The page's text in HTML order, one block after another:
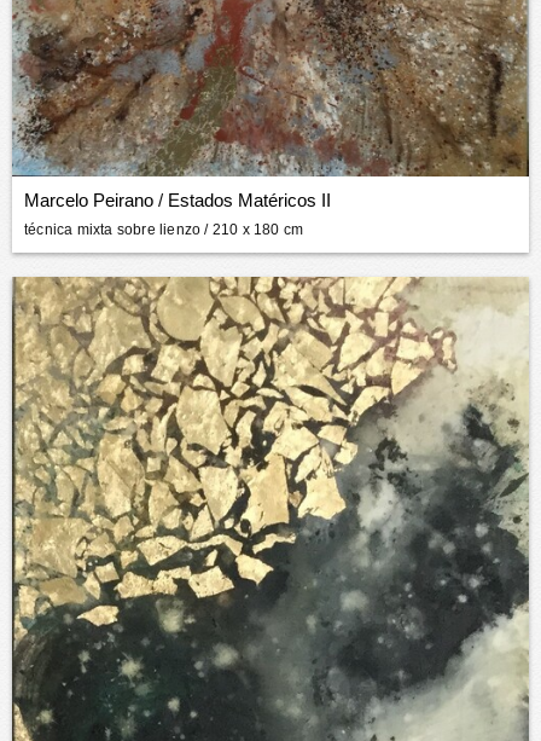
Marcelo Peirano / Estados Matéricos II
técnica mixta sobre lienzo / 210 x 180 cm